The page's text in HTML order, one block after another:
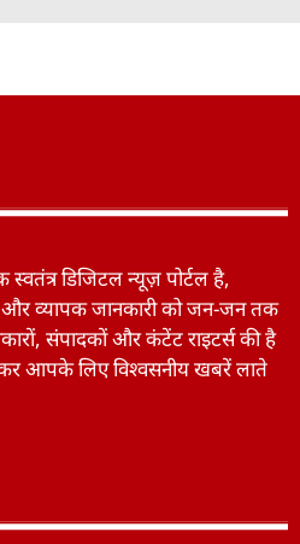
स्वतंत्र डिजिटल न्यूज़ पोर्टल है,
और व्यापक जानकारी को जन-जन तक
संपादकों और कंटेंट राइटर्स की है
आपके लिए विश्वसनीय खबरें लाते